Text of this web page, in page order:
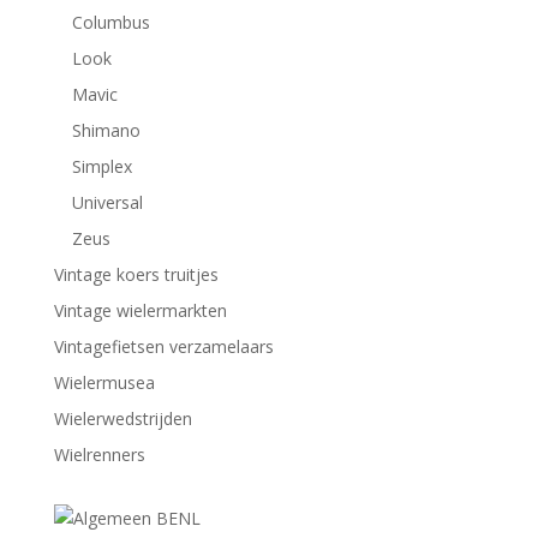
Columbus
Look
Mavic
Shimano
Simplex
Universal
Zeus
Vintage koers truitjes
Vintage wielermarkten
Vintagefietsen verzamelaars
Wielermusea
Wielerwedstrijden
Wielrenners